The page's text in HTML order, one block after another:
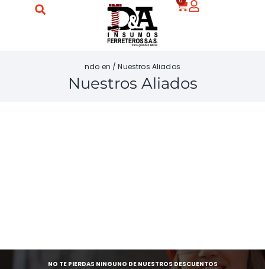
ndo en / Nuestros Aliados
Nuestros Aliados
NO TE PIERDAS NINGUNO DE NUESTROS DESCUENTOS